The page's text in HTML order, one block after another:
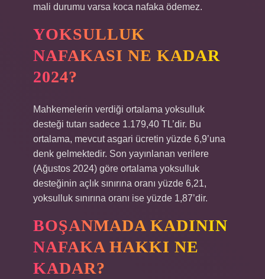
mali durumu varsa koca nafaka ödemez.
YOKSULLUK
NAFAKASI NE KADAR
2024?
Mahkemelerin verdiği ortalama yoksulluk
desteği tutarı sadece 1.179,40 TL’dir. Bu
ortalama, mevcut asgari ücretin yüzde 6,9’una
denk gelmektedir. Son yayınlanan verilere
(Ağustos 2024) göre ortalama yoksulluk
desteğinin açlık sınırına oranı yüzde 6,21,
yoksulluk sınırına oranı ise yüzde 1,87’dir.
BOŞANMADA KADININ
NAFAKA HAKKI NE
KADAR?